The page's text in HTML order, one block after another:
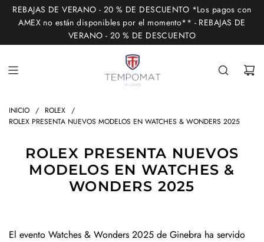
REBAJAS DE VERANO - 20 % DE DESCUENTO *Los pagos con
AMEX no están disponibles por el momento** - REBAJAS DE
VERANO - 20 % DE DESCUENTO
INICIO / ROLEX /
ROLEX PRESENTA NUEVOS MODELOS EN WATCHES & WONDERS 2025
ROLEX PRESENTA NUEVOS
MODELOS EN WATCHES &
WONDERS 2025
El evento Watches & Wonders 2025 de Ginebra ha servido